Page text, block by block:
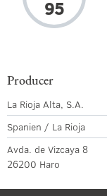
95
Producer
La Rioja Alta, S.A.
Spanien / La Rioja
Avda. de Vizcaya 8
26200 Haro